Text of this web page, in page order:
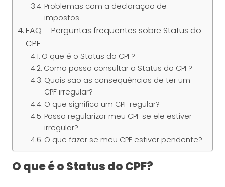
Problemas com a declaração de
impostos
FAQ – Perguntas frequentes sobre Status do
CPF
O que é o Status do CPF?
Como posso consultar o Status do CPF?
Quais são as consequências de ter um
CPF irregular?
O que significa um CPF regular?
Posso regularizar meu CPF se ele estiver
irregular?
O que fazer se meu CPF estiver pendente?
O que é o Status do CPF?